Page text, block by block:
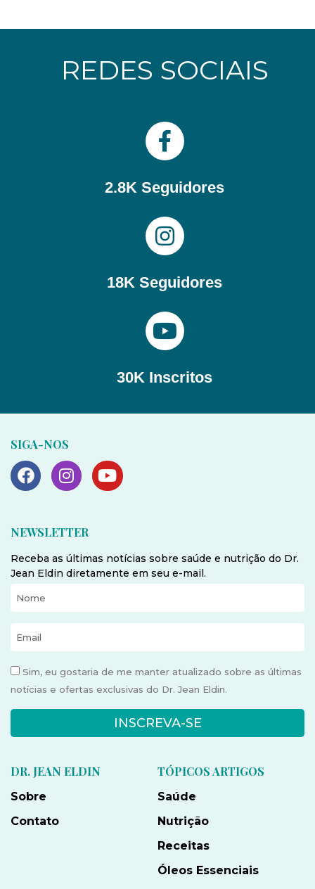
REDES SOCIAIS
2.8K Seguidores
18K Seguidores
30K Inscritos
SIGA-NOS
NEWSLETTER
Receba as últimas notícias sobre saúde e nutrição do Dr.
Jean Eldin diretamente em seu e-mail.
Sim, eu gostaria de me manter atualizado sobre as últimas
notícias e ofertas exclusivas do Dr. Jean Eldin.
INSCREVA-SE
DR. JEAN ELDIN
Sobre
Contato
TÓPICOS ARTIGOS
Saúde
Nutrição
Receitas
Óleos Essenciais